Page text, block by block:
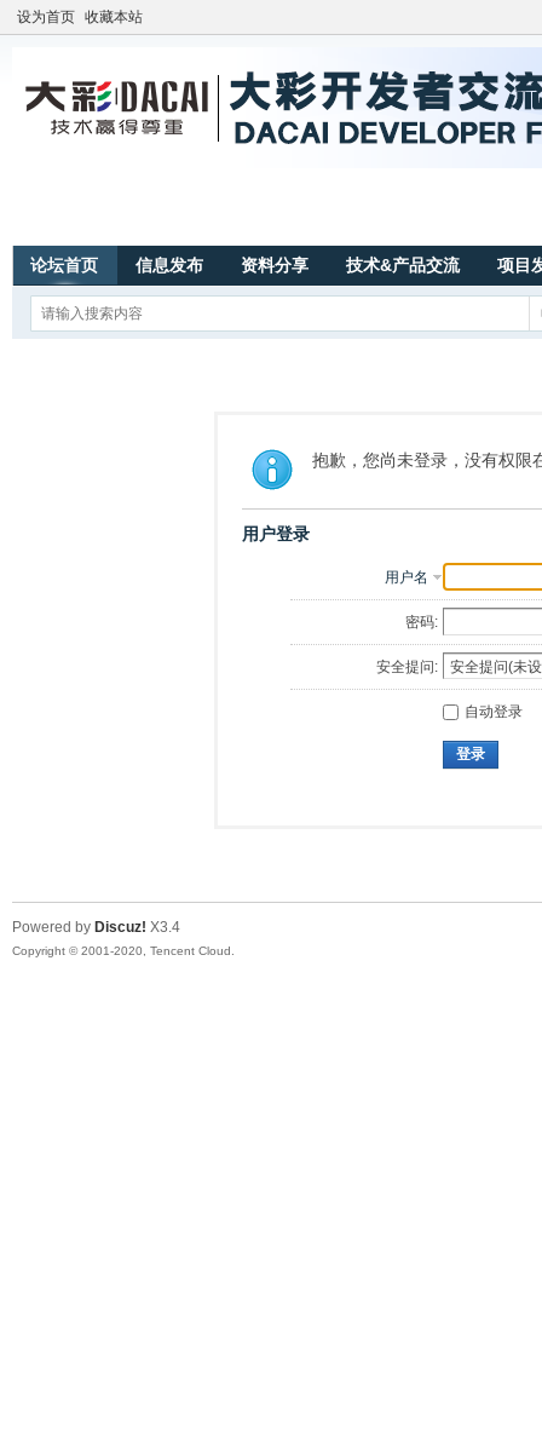
设为首页 收藏本站
论坛首页 信息发布 资料分享 技术&产品交流 项目
抱歉，您尚未登录，没有权限
用户登录
用户名
密码:
安全提问:
自动登录
登录
Powered by Discuz! X3.4
Copyright © 2001-2020, Tencent Cloud.